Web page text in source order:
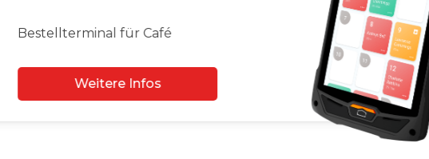
Bestellterminal für Café
Weitere Infos